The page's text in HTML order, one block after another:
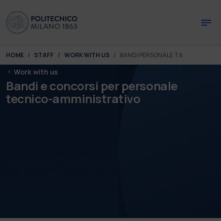
You are here:
HOME STAFF WORK WITH US BANDI PERSONALE TA
Work with us
Bandi e concorsi per personale
tecnico-amministrativo